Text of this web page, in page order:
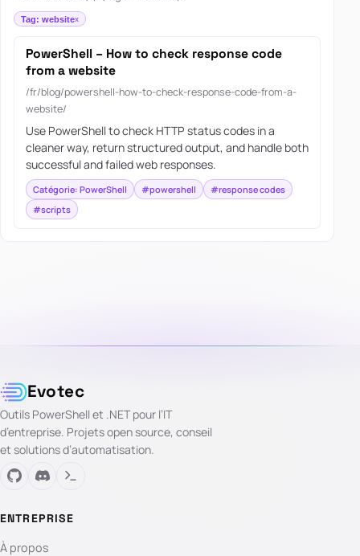
Tag: website
PowerShell – How to check response code
from a website
/fr/blog/powershell-how-to-check-response-code-from-a-
website/
Use PowerShell to check HTTP status codes in a
cleaner way, return structured output, and handle both
successful and failed web responses.
Catégorie: PowerShell #powershell
#response codes
#scripts
Evotec
Outils PowerShell et .NET pour l’IT
d’entreprise. Projets open source, conseil
et solutions d’automatisation.
ENTREPRISE
À propos